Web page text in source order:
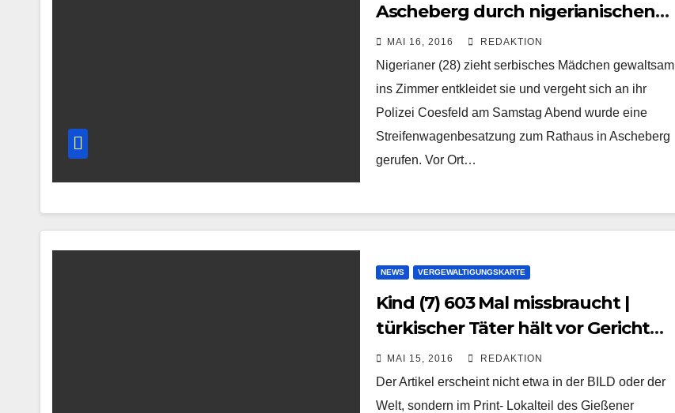
Ascheberg durch nigerianischen
Flüchtling vergewaltigt
MAI 16, 2016 REDAKTION
Nigerianer (28) zieht serbisches Mädchen gewaltsam
ins Zimmer entkleidet sie und vergeht sich an ihr
Polizei Coesfeld am Samstag Abend wurde eine
Streifenwagenbesatzung zum Rathaus in Ascheberg
gerufen. Vor Ort…
NEWS VERGEWALTIGUNGSKARTE
Kind (7) 603 Mal missbraucht |
türkischer Täter hält vor Gericht
um Hand des Opfers an
MAI 15, 2016 REDAKTION
Der Artikel erscheint nicht etwa in der BILD oder der
Welt, sondern im Print- Lokalteil des Gießener